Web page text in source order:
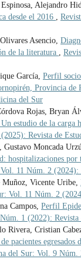
Alejandro
desde el 2016 ,
Asencio,
de la literatura ,
García, Perfil
Provincia de
del Sur
Rojas, Bryan
estudio de la
Revista de
Moncada
hospitalizaciones
11 Núm. 2
Muñoz, Vicente Uribe,
Vol. 11 Núm. 2
Campos, Perfil
1 (2022):
Cristian
pacientes
del Sur: Vol. 9